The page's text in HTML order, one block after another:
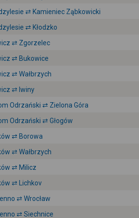
⇄ Kamieniec Ząbkowicki
⇄ Kłodzko
⇄ Zgorzelec
⇄ Bukowice
⇄ Wałbrzych
⇄ Iwiny
Odrzański ⇄ Zielona Góra
Odrzański ⇄ Głogów
⇄ Borowa
⇄ Wałbrzych
⇄ Milicz
⇄ Lichkov
⇄ Wrocław
⇄ Siechnice